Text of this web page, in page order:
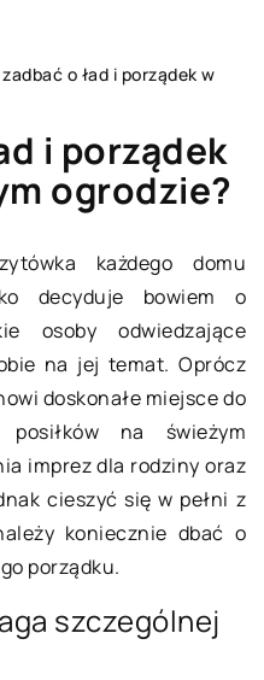
o ład i porządek w
i porządek
ogrodzie?
każdego domu
decyduje bowiem o
osoby odwiedzające
na jej temat. Oprócz
doskonałe miejsce do
posiłków na świeżym
imprez dla rodziny oraz
cieszyć się w pełni z
koniecznie dbać o
porządku.
szczególnej